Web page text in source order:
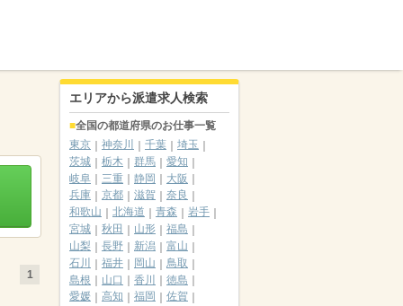
1
エリアから派遣求人検索
全国の都道府県のお仕事一覧
東京
神奈川 千葉
埼玉
茨城
栃木 群馬
愛知
岐阜
三重 静岡
大阪
兵庫
京都 滋賀
奈良
和歌山
北海道 青森
岩手
宮城
秋田 山形
福島
山梨
長野 新潟
富山
石川
福井 岡山
鳥取
島根
山口 香川
徳島
愛媛
高知 福岡
佐賀